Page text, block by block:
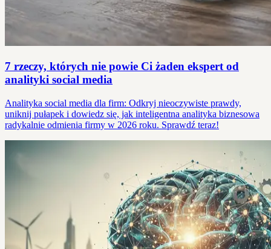
7 rzeczy, których nie powie Ci żaden ekspert od
analityki social media
Analityka social media dla firm: Odkryj nieoczywiste prawdy,
uniknij pułapek i dowiedz się, jak inteligentna analityka biznesowa
radykalnie odmienia firmy w 2026 roku. Sprawdź teraz!